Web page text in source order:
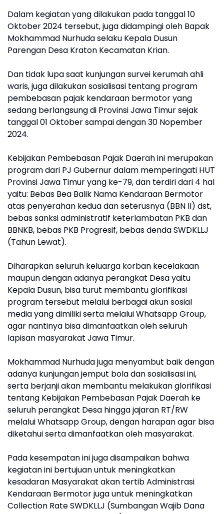
Dalam kegiatan yang dilakukan pada tanggal 10
Oktober 2024 tersebut, juga didampingi oleh Bapak
Mokhammad Nurhuda selaku Kepala Dusun
Parengan Desa Kraton Kecamatan Krian.
Dan tidak lupa saat kunjungan survei kerumah ahli
waris, juga dilakukan sosialisasi tentang program
pembebasan pajak kendaraan bermotor yang
sedang berlangsung di Provinsi Jawa Timur sejak
tanggal 01 Oktober sampai dengan 30 Nopember
2024.
Kebijakan Pembebasan Pajak Daerah ini merupakan
program dari PJ Gubernur dalam memperingati HUT
Provinsi Jawa Timur yang ke-79, dan terdiri dari 4 hal
yaitu: Bebas Bea Balik Nama Kendaraan Bermotor
atas penyerahan kedua dan seterusnya (BBN II) dst,
bebas sanksi administratif keterlambatan PKB dan
BBNKB, bebas PKB Progresif, bebas denda SWDKLLJ
(Tahun Lewat).
Diharapkan seluruh keluarga korban kecelakaan
maupun dengan adanya perangkat Desa yaitu
Kepala Dusun, bisa turut membantu glorifikasi
program tersebut melalui berbagai akun sosial
media yang dimiliki serta melalui Whatsapp Group,
agar nantinya bisa dimanfaatkan oleh seluruh
lapisan masyarakat Jawa Timur.
Mokhammad Nurhuda juga menyambut baik dengan
adanya kunjungan jemput bola dan sosialisasi ini,
serta berjanji akan membantu melakukan glorifikasi
tentang Kebijakan Pembebasan Pajak Daerah ke
seluruh perangkat Desa hingga jajaran RT/RW
melalui Whatsapp Group, dengan harapan agar bisa
diketahui serta dimanfaatkan oleh masyarakat.
Pada kesempatan ini juga disampaikan bahwa
kegiatan ini bertujuan untuk meningkatkan
kesadaran Masyarakat akan tertib Administrasi
Kendaraan Bermotor juga untuk meningkatkan
Collection Rate SWDKLLJ (Sumbangan Wajib Dana